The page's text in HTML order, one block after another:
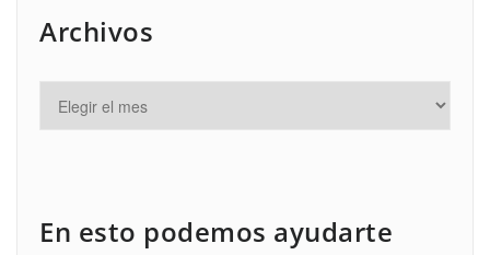
Archivos
En esto podemos ayudarte